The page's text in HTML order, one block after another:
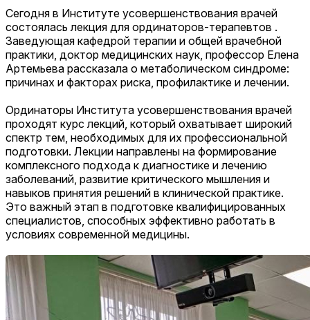
Сегодня в Институте усовершенствования врачей
состоялась лекция для ординаторов-терапевтов .
Заведующая кафедрой терапии и общей врачебной
практики, доктор медицинских наук, профессор Елена
Артемьева рассказала о метаболическом синдроме:
причинах и факторах риска, профилактике и лечении.
Ординаторы Института усовершенствования врачей
проходят курс лекций, который охватывает широкий
спектр тем, необходимых для их профессиональной
подготовки. Лекции направлены на формирование
комплексного подхода к диагностике и лечению
заболеваний, развитие критического мышления и
навыков принятия решений в клинической практике.
Это важный этап в подготовке квалифицированных
специалистов, способных эффективно работать в
условиях современной медицины.